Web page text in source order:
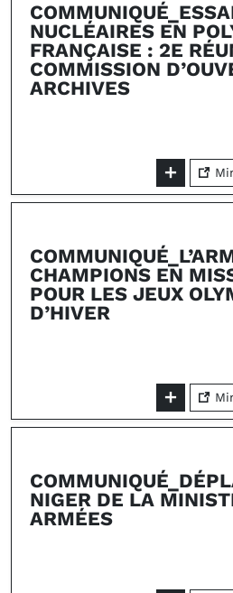
NUCLÉAIRES EN
FRANÇAISE : 2E
COMMISSION
ARCHIVES
CHAMPIONS EN
POUR LES JEUX
D’HIVER
NIGER DE LA
ARMÉES